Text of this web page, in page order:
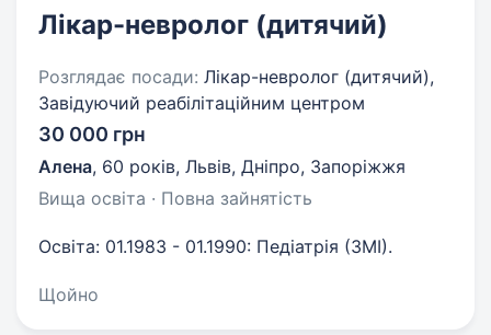
Лікар-невролог (дитячий)
Розглядає посади: Лікар-невролог (дитячий),
Завідуючий реабілітаційним центром
30 000 грн
Алена, 60 років, Львів, Дніпро, Запоріжжя
Вища освіта · Повна зайнятість
Освіта: 01.1983 - 01.1990: Педіатрія (ЗМІ).
Щойно